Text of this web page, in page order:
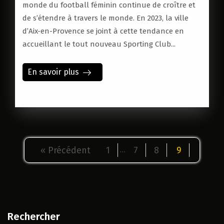
monde du football féminin continue de croître et
de s’étendre à travers le monde. En 2023, la ville
d’Aix-en-Provence se joint à cette tendance en
accueillant le tout nouveau Sporting Club...
En savoir plus
« Précédent 1 … 7 8 9
Rechercher